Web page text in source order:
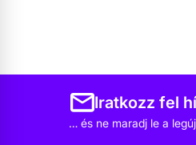
Iratkozz fel
… és ne maradj le a